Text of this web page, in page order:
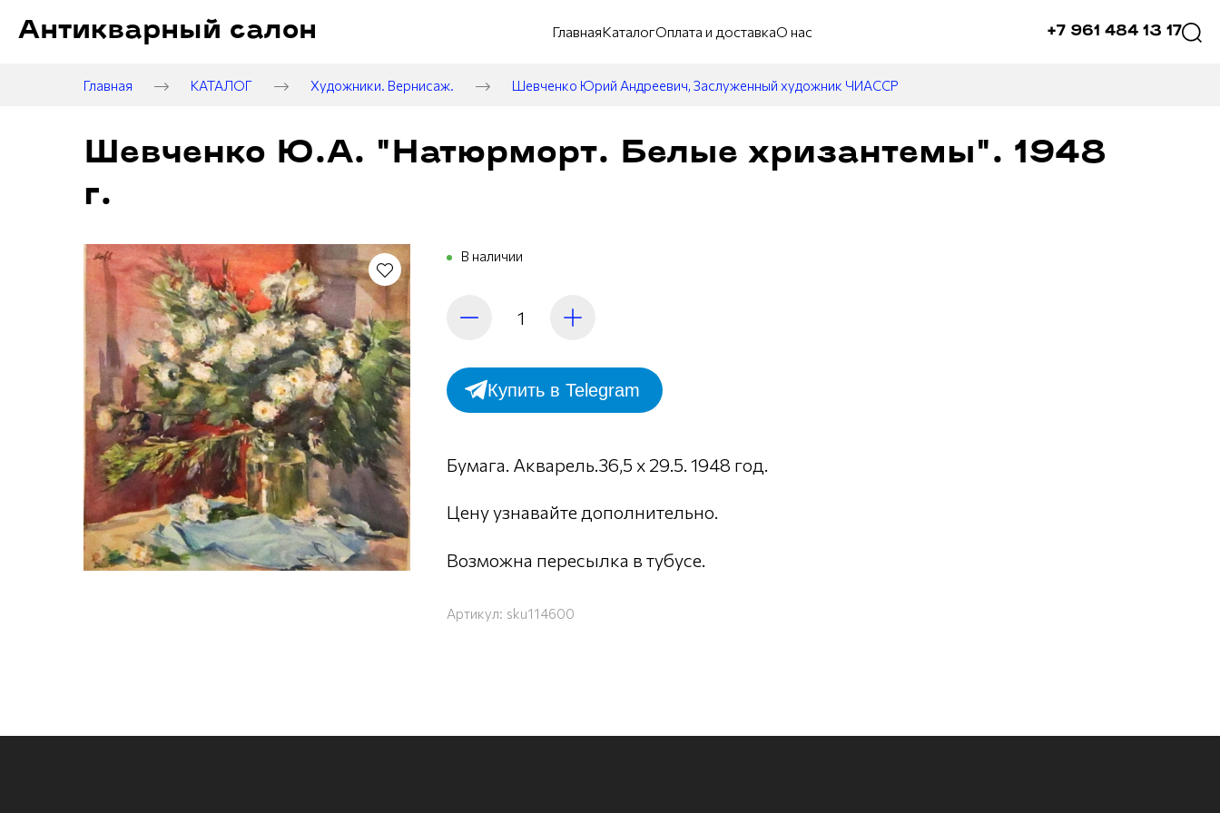
Антикварный салон ГлавнаяКаталогОплата и доставкаО нас +7 961 484 13 17
Главная КАТАЛОГ Художники. Вернисаж. Шевченко Юрий Андреевич, Заслуженный художник ЧИАССР
Шевченко Ю.А. "Натюрморт. Белые хризантемы". 1948
г.
В наличии
Купить в Telegram
Бумага. Акварель.36,5 х 29.5. 1948 год.
Цену узнавайте дополнительно.
Возможна пересылка в тубусе.
Артикул: sku114600